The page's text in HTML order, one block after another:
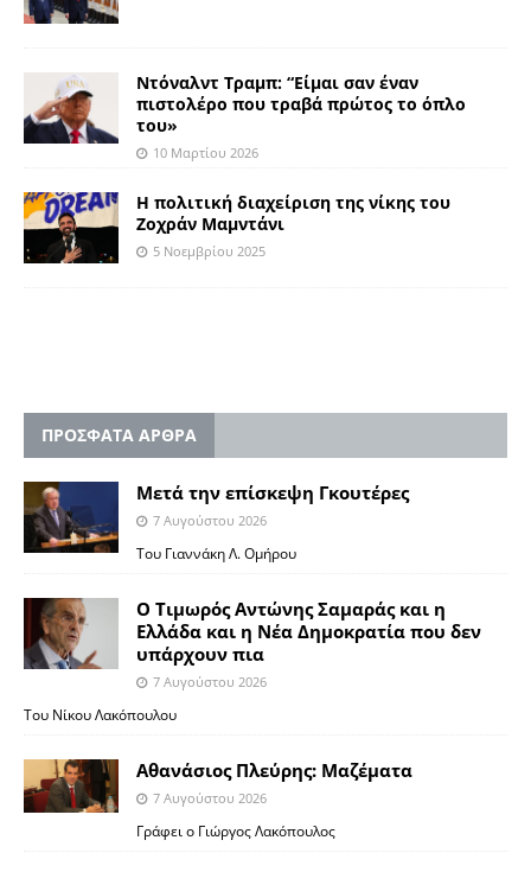
Ντόναλντ Τραμπ: “Είμαι σαν έναν
πιστολέρο που τραβά πρώτος το όπλο
του»
10 Μαρτίου 2026
Η πολιτική διαχείριση της νίκης του
Ζοχράν Μαμντάνι
5 Νοεμβρίου 2025
ΠΡΟΣΦΑΤΑ ΑΡΘΡΑ
Μετά την επίσκεψη Γκουτέρες
7 Αυγούστου 2026
Του Γιαννάκη Λ. Ομήρου
Ο Τιμωρός Αντώνης Σαμαράς και η
Ελλάδα και η Νέα Δημοκρατία που δεν
υπάρχουν πια
7 Αυγούστου 2026
Του Νίκου Λακόπουλου
Αθανάσιος Πλεύρης: Μαζέματα
7 Αυγούστου 2026
Γράφει ο Γιώργος Λακόπουλος